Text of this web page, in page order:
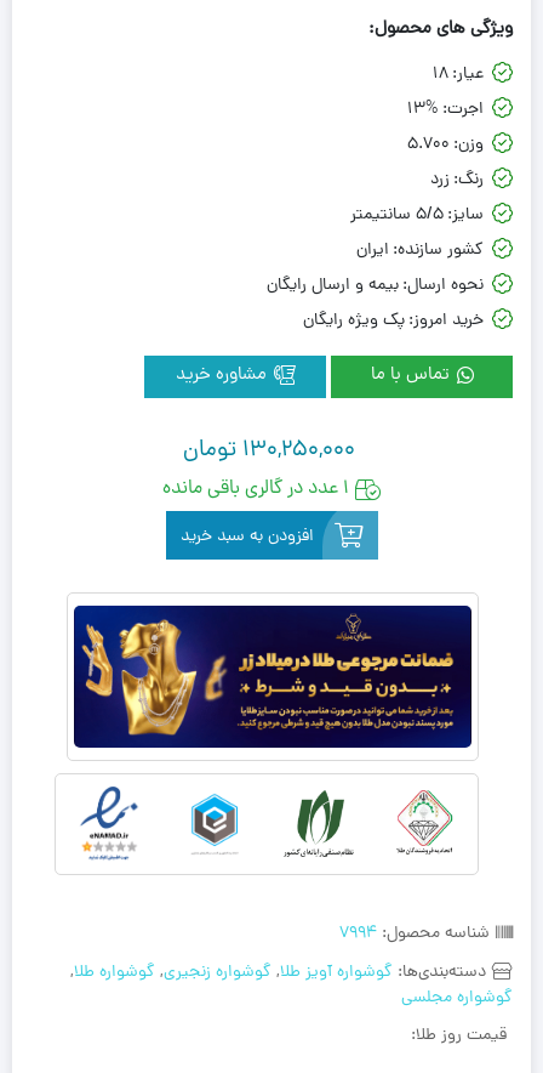
شناسه محصول: 7994
دسته‌بندی‌ها: گوشواره آویز طلا, گوشواره زنجیری, گوشواره طلا,
گوشواره مجلسی
قیمت روز طلا:
ویژگی های محصول:
عیار:18
اجرت: 13%
وزن: 5.700
رنگ: زرد
سایز:5/5 سانتیمتر
کشور سازنده: ایران
نحوه ارسال:بیمه و ارسال رایگان
خرید امروز:پک ویژه رایگان
تماس با ما
130,250,000 تومان
1 عدد در گالری باقی مانده
افزودن به سبد خرید